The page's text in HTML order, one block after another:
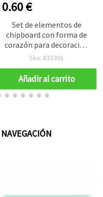
0.60 €
Set de elementos de
chipboard con forma de
corazón para decoración
de manualidades y
- 4 uds
Sku: 833391
Añadir al carrito